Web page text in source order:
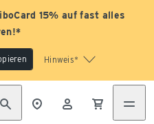
15% auf fast alles
Hinweis*